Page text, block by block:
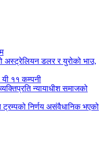
अस्ट्रेलियन डलर र युरोको भाउ,
११ कम्पनी
न्यायाधीश समाजको
ट्रम्पको निर्णय असंवैधानिक भएको